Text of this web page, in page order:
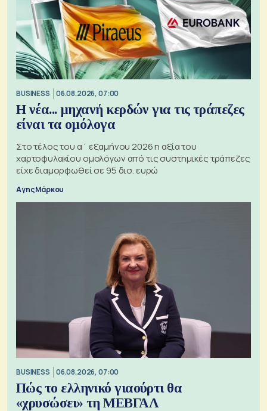
BUSINESS 06.08.2026, 07:00
Η νέα... μηχανή κερδών για τις τράπεζες
είναι τα ομόλογα
Στο τέλος του α΄ εξαμήνου 2026 η αξία του
χαρτοφυλακίου ομολόγων από τις συστημικές τράπεζες
είχε διαμορφωθεί σε 95 δισ. ευρώ
Αγης Μάρκου
BUSINESS 06.08.2026, 07:00
Πώς το ελληνικό γιαούρτι θα
«χρυσώσει» τη ΜΕΒΓΑΛ